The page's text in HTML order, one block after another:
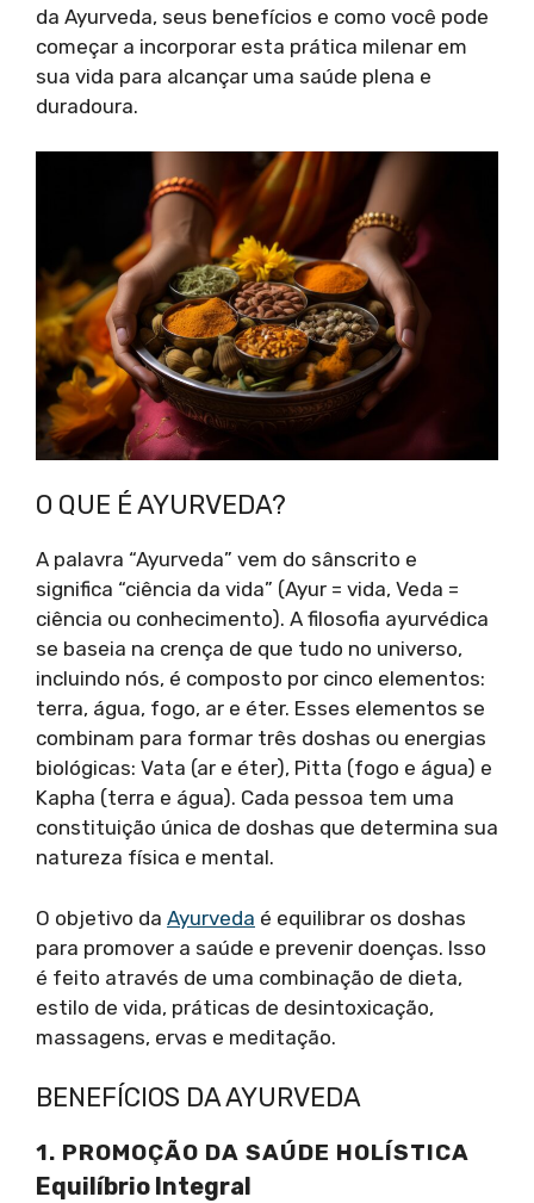
da Ayurveda, seus benefícios e como você pode
começar a incorporar esta prática milenar em
sua vida para alcançar uma saúde plena e
duradoura.
O QUE É AYURVEDA?
A palavra “Ayurveda” vem do sânscrito e
significa “ciência da vida” (Ayur = vida, Veda =
ciência ou conhecimento). A filosofia ayurvédica
se baseia na crença de que tudo no universo,
incluindo nós, é composto por cinco elementos:
terra, água, fogo, ar e éter. Esses elementos se
combinam para formar três doshas ou energias
biológicas: Vata (ar e éter), Pitta (fogo e água) e
Kapha (terra e água). Cada pessoa tem uma
constituição única de doshas que determina sua
natureza física e mental.
O objetivo da Ayurveda é equilibrar os doshas
para promover a saúde e prevenir doenças. Isso
é feito através de uma combinação de dieta,
estilo de vida, práticas de desintoxicação,
massagens, ervas e meditação.
BENEFÍCIOS DA AYURVEDA
1. PROMOÇÃO DA SAÚDE HOLÍSTICA
Equilíbrio Integral